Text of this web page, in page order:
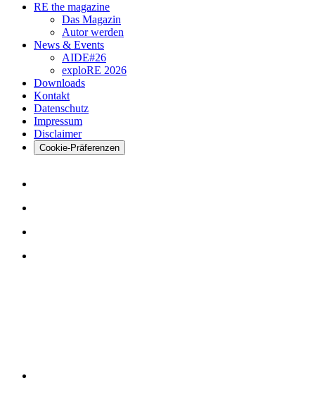
RE the magazine
Das Magazin
Autor werden
News & Events
AIDE#26
exploRE 2026
Downloads
Kontakt
Datenschutz
Impressum
Disclaimer
Cookie-Präferenzen